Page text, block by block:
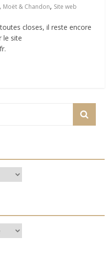
, Moët & Chandon, Site web
closes, il reste encore
le site